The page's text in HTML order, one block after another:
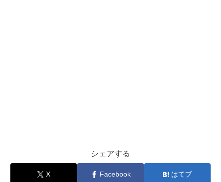
シェアする
X Facebook はてブ